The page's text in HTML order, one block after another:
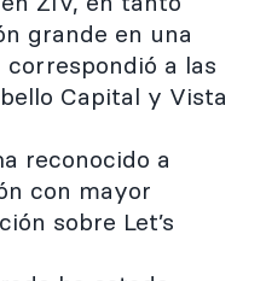
grande en una
a las
Capital y Vista
reconocido a
con mayor
sobre Let’s